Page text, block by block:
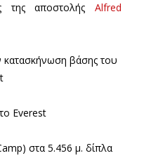
της αποστολής Alfred
κατασκήνωση βάσης του
Everest
στα 5.456 μ. δίπλα